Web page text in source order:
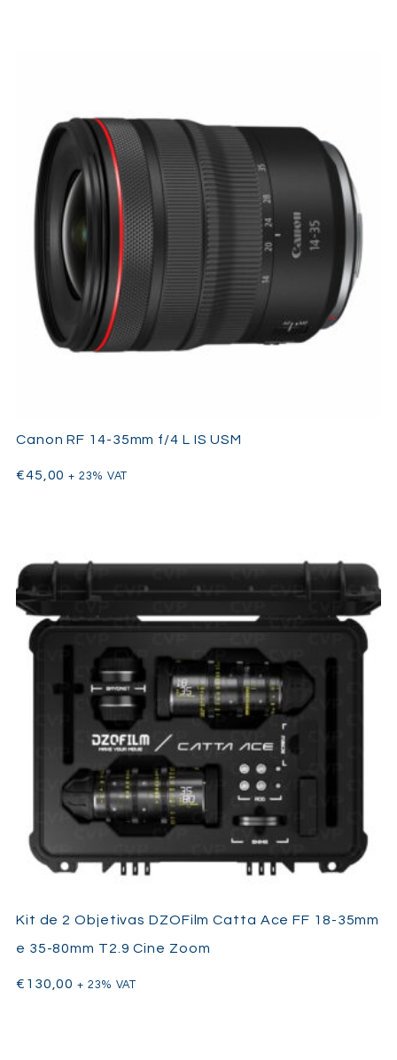
Canon RF 14-35mm f/4 L IS USM
€45,00 + 23% VAT
Kit de 2 Objetivas DZOFilm Catta Ace FF 18-35mm
e 35-80mm T2.9 Cine Zoom
€ 130,00 + 23% VAT